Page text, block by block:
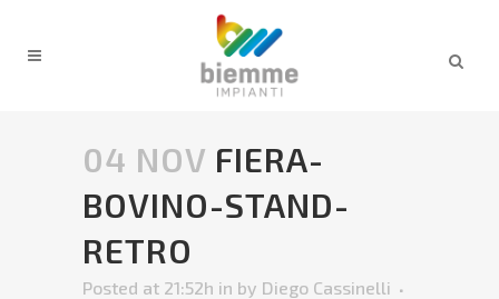
04 NOV FIERA-
BOVINO-STAND-
RETRO
Posted at 21:52h in by Diego Cassinelli